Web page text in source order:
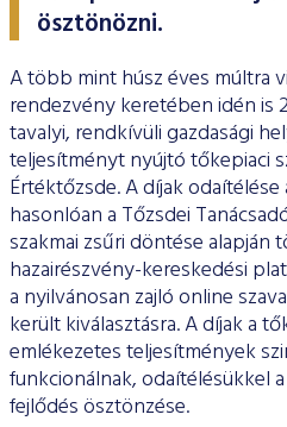
ESG Útmutató
ösztönözni.
A több mint húsz éves múltra
rendezvény keretében idén is
tavalyi, rendkívüli gazdasági
teljesítményt nyújtó tőkepiaci
Értéktőzsde. A díjak
hasonlóan a Tőzsdei
szakmai zsűri döntése alapján
hazairészvény-kereskedési
a nyilvánosan zajló online
került kiválasztásra. A díjak a
emlékezetes teljesítmények
funkcionálnak, odaítélésükkel
fejlődés ösztönzése.